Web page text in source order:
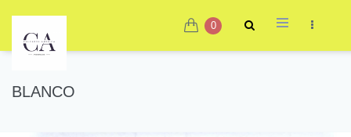
0
BLANCO